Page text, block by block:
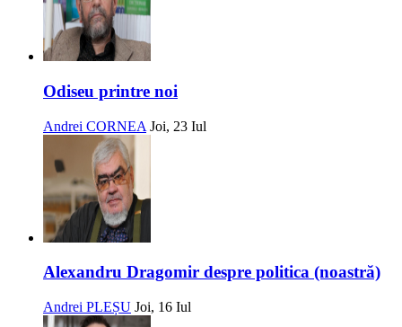
Odiseu printre noi
Andrei CORNEA Joi, 23 Iul
Alexandru Dragomir despre politica (noastră)
Andrei PLEȘU Joi, 16 Iul